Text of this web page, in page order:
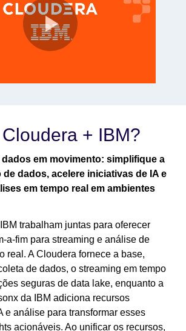
+ IBM?
em movimento: simplifique a
dados, acelere iniciativas de IA e
em tempo real em ambientes
trabalham juntas para oferecer
a-fim para streaming e análise de
real. A Cloudera fornece a base,
de dados, o streaming em tempo
seguras de data lake, enquanto a
da IBM adiciona recursos
e análise para transformar esses
acionáveis. Ao unificar os recursos,